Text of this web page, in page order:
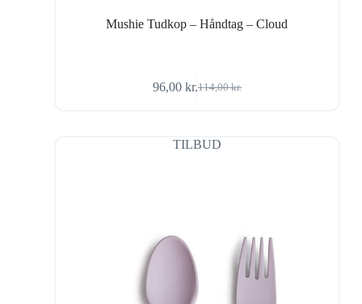
Mushie Tudkop – Håndtag – Cloud
114,00kr.
Den
var:
114,00 kr..
96,00 kr.Den
er:
96,00 kr..
TILBUD